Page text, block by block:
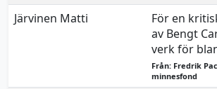
Järvinen Matti
För en
av Bengt
verk för
Från: Fredrik
minnesfond